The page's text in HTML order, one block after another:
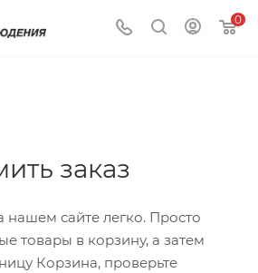
0
заказ
нашем сайте легко. Просто
товары в корзину, а затем
Корзина, проверьте